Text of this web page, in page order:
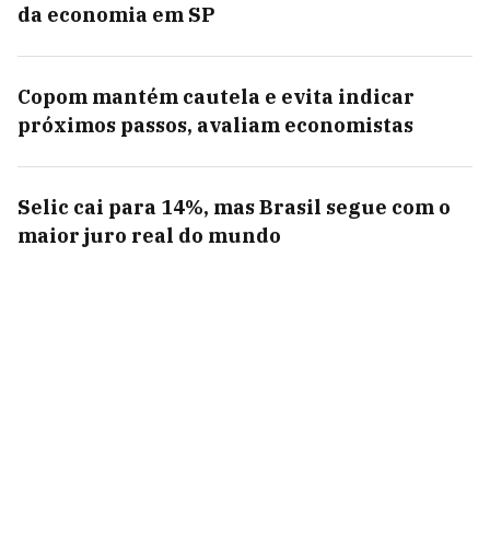
da economia em SP
Copom mantém cautela e evita indicar
próximos passos, avaliam economistas
Selic cai para 14%, mas Brasil segue com o
maior juro real do mundo